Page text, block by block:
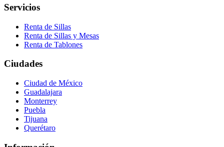
Servicios
Renta de Sillas
Renta de Sillas y Mesas
Renta de Tablones
Ciudades
Ciudad de México
Guadalajara
Monterrey
Puebla
Tijuana
Querétaro